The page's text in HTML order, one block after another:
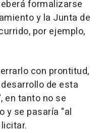
formalizarse
y la Junta de
por ejemplo,
con prontitud,
de esta
en tanto no se
y se pasaría "al